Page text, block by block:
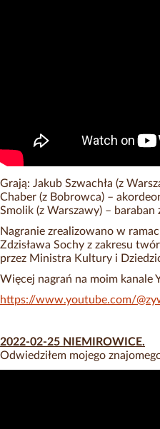
Grają: Jakub Szwachła (z
Chaber (z Bobrowca) –
Smolik (z Warszawy) – baraban
Nagranie zrealizowano w
Zdzisława Sochy z zakresu
przez Ministra Kultury i
Więcej nagrań na moim kanale
https://www.youtube.com/
2022-02-25 NIEMIROWICE.
Odwiedziłem mojego